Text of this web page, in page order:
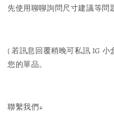
先使用聊聊詢問尺寸建議等問
( 若訊息回覆稍晚可私訊 IG 小
您的單品。
聯繫我們↓